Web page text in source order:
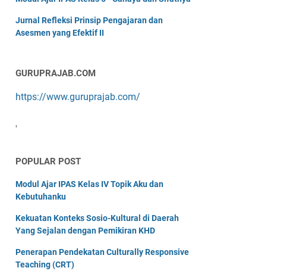
Jurnal Refleksi Prinsip Pengajaran dan
Asesmen yang Efektif II
GURUPRAJAB.COM
https://www.guruprajab.com/
'
POPULAR POST
Modul Ajar IPAS Kelas IV Topik Aku dan
Kebutuhanku
Kekuatan Konteks Sosio-Kultural di Daerah
Yang Sejalan dengan Pemikiran KHD
Penerapan Pendekatan Culturally Responsive
Teaching (CRT)